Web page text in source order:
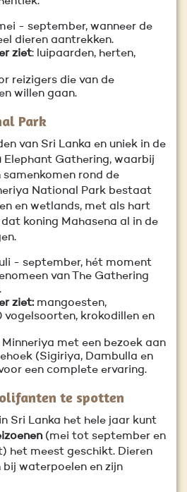
- september, wanneer de
dieren aantrekken.
ziet: luipaarden, herten,
reizigers die van de
willen gaan.
Park
van Sri Lanka en uniek in de
Elephant Gathering, waarbij
rond de
National Park bestaat
en wetlands, met als hart
koning Mahasena al in de
- september, hét moment
van The Gathering
ziet: mangoesten,
vogelsoorten, krokodillen en
met een bezoek aan
(Sigiriya, Dambulla en
een complete ervaring.
te spotten
Sri Lanka het hele jaar kunt
(mei tot september en
het meest geschikt. Dieren
bij waterpoelen en zijn